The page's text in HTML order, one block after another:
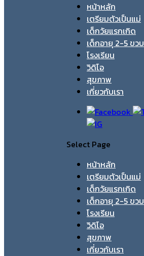
หน้าหลัก
เตรียมตัวเป็นแม่
เด็กวัยแรกเกิด
เด็กอายุ 2-5 ขวบ
โรงเรียน
วิดิโอ
สุขภาพ
เกี่ยวกับเรา
Select Page
หน้าหลัก
เตรียมตัวเป็นแม่
เด็กวัยแรกเกิด
เด็กอายุ 2-5 ขวบ
โรงเรียน
วิดิโอ
สุขภาพ
เกี่ยวกับเรา